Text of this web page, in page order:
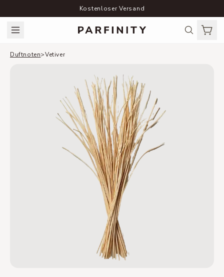
Kostenloser Versand
Duftnoten>Vetiver